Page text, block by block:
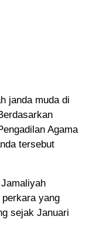
janda muda di
Agama
tersebut
yang
sejak Januari